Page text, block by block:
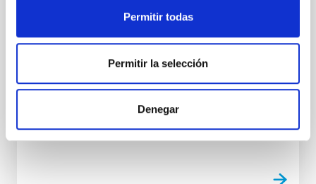
Permitir todas
Permitir la selección
Denegar
General, acogido a Convenio y que tendrá, entre
otras, las siguientes funciones: • Ejecutar y supervisar
Responsabilizarse de los equipos
Application deadline
08/10/2026
Open